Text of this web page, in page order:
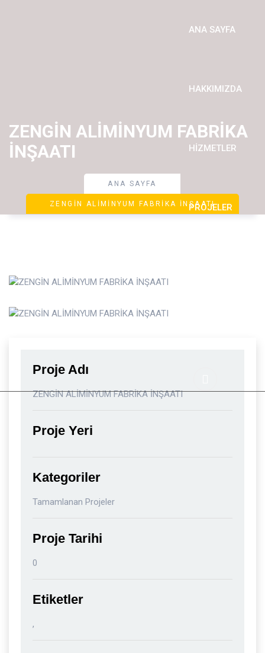
ANA SAYFA
HAKKIMIZDA
HIZMETLER
PROJELER
ZENGİN ALİMİNYUM FABRİKA
İNŞAATI
ANA SAYFA
ZENGİN ALİMİNYUM FABRİKA İNŞAATI
Proje Adı
ZENGİN ALİMİNYUM FABRİKA İNŞAATI
Proje Yeri
Kategoriler
Tamamlanan Projeler
Proje Tarihi
0
Etiketler
,